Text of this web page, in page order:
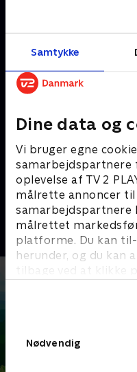
Samtykke
Dine data og
Vi bruger egne
samarbejdspartnere
oplevelse af TV 2
målrette annoncer til
samarbejdspartnere
målrettet
platforme. Du kan
herunder, og du kan
tilbage ved at klikke
Nødvendig
lykkes hende til sidst?
Andre så også
Katrine undersøger
Børne-underholdning • 1